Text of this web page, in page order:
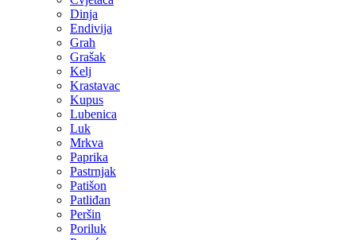
Dinja
Endivija
Grah
Grašak
Kelj
Krastavac
Kupus
Lubenica
Luk
Mrkva
Paprika
Pastrnjak
Patišon
Patliđan
Peršin
Poriluk